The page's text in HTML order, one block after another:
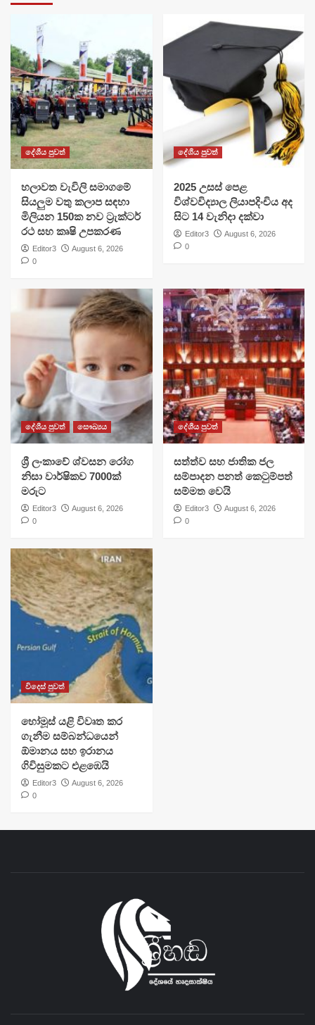
දේශීය පුවත්
හලාවත වැවිලි සමාගමේ
සියලුම වතු කලාප සඳහා
මිලියන 150ක නව ට්‍රැක්ටර්
රථ සහ කෘෂි උපකරණ
Editor3
August 6, 2026
0
දේශීය පුවත්
​2025 උසස් පෙළ
විශ්වවිද්‍යාල ලියාපදිංචිය අද
සිට 14 වැනිදා දක්වා
Editor3
August 6, 2026
0
දේශීය පුවත් සෞඛ්‍යය
ශ්‍රී ලංකාවේ ශ්වසන රෝග
නිසා වාර්ෂිකව 7000ක්
මරුට
Editor3
August 6, 2026
0
දේශීය පුවත්
සත්ත්ව සහ ජාතික ජල
සම්පාදන පනත් කෙටුම්පත්
සම්මත වෙයි
Editor3
August 6, 2026
0
විදෙස් පුවත්
හෝමූස් යළි විවෘත කර
ගැනීම සම්බන්ධයෙන්
ඕමානය සහ ඉරානය
ගිවිසුමකට එළඹෙයි
Editor3
August 6, 2026
0